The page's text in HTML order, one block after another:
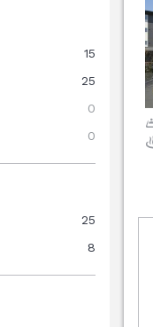
15
25
0
0
25
8